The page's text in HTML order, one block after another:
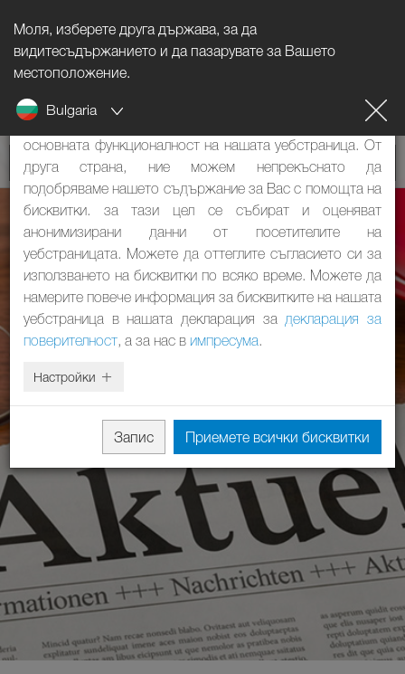
Моля, изберете друга държава, за да
видитесъдържанието и да пазарувате за Вашето
местоположение.
Bulgaria
Указание за бисквитките
Нашият уебстраница използва бисквитки. Те имат две
функции: От една страна, те са необходими за
основната функционалност на нашата уебстраница. От
друга страна, ние можем непрекъснато да
подобряваме нашето съдържание за Вас с помощта на
бисквитки. за тази цел се събират и оценяват
анонимизирани данни от посетителите на
уебстраницата. Можете да оттеглите съгласието си за
използването на бисквитки по всяко време. Можете да
намерите повече информация за бисквитките на нашата
уебстраница в нашата декларация за декларация за
поверителност, а за нас в импресума.
Настройки
Запис Приемете всички бисквитки